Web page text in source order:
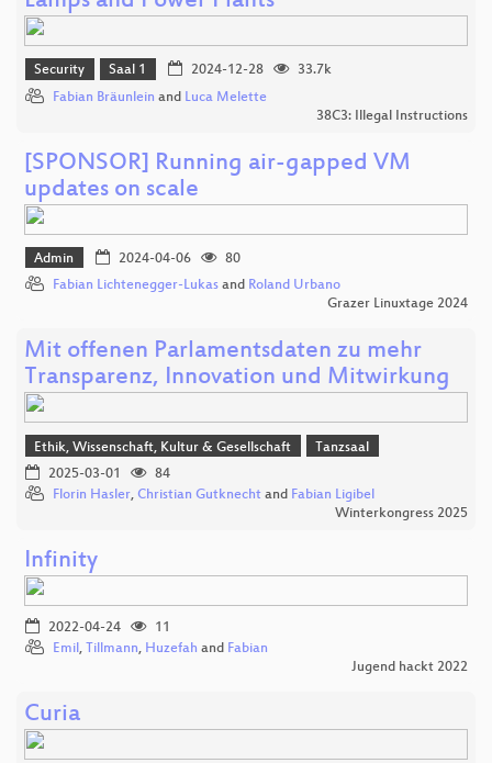
Security Saal 1 2024-12-28
33.7k
Fabian Bräunlein and Luca Melette
38C3: Illegal Instructions
[SPONSOR] Running air-gapped VM
updates on scale
Admin 2024-04-06
80
Fabian Lichtenegger-Lukas and Roland Urbano
Grazer Linuxtage 2024
Mit offenen Parlamentsdaten zu mehr
Transparenz, Innovation und Mitwirkung
Ethik, Wissenschaft, Kultur & Gesellschaft
Tanzsaal
2025-03-01
84
Florin Hasler, Christian Gutknecht and Fabian Ligibel
Winterkongress 2025
Infinity
2022-04-24
11
Emil, Tillmann, Huzefah and Fabian
Jugend hackt 2022
Curia